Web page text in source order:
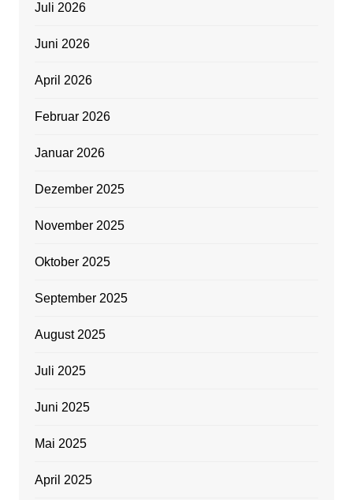
Juli 2026
Juni 2026
April 2026
Februar 2026
Januar 2026
Dezember 2025
November 2025
Oktober 2025
September 2025
August 2025
Juli 2025
Juni 2025
Mai 2025
April 2025